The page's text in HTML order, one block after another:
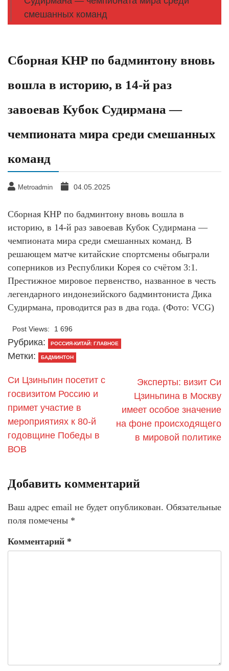
смешанных команд
Сборная КНР по бадминтону вновь
вошла в историю, в 14-й раз
завоевав Кубок Судирмана —
чемпионата мира среди смешанных
команд
Metroadmin 04.05.2025
Сборная КНР по бадминтону вновь вошла в
историю, в 14-й раз завоевав Кубок Судирмана —
чемпионата мира среди смешанных команд. В
решающем матче китайские спортсмены обыграли
соперников из Республики Корея со счётом 3:1.
Престижное мировое первенство, названное в честь
легендарного индонезийского бадминтониста Дика
Судирмана, проводится раз в два года. (Фото: VCG)
Post Views: 1 696
Рубрика: РОССИЯ-КИТАЙ: ГЛАВНОЕ
Метки: БАДМИНТОН
Си Цзиньпин посетит с
госвизитом Россию и
примет участие в
мероприятиях к 80-й
годовщине Победы в
ВОВ
Эксперты: визит Си
Цзиньпина в Москву
имеет особое значение
на фоне происходящего
в мировой политике
Добавить комментарий
Ваш адрес email не будет опубликован. Обязательные
поля помечены *
Комментарий *